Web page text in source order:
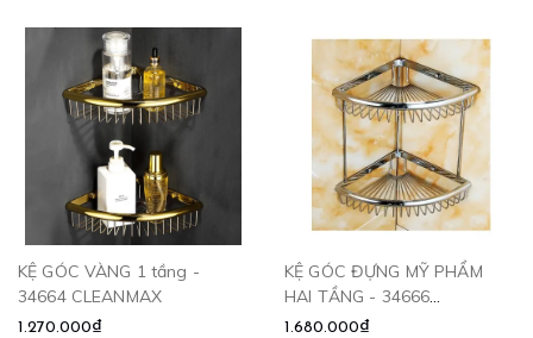
KỆ GÓC VÀNG 1 tầng -
34664 CLEANMAX
1.270.000₫
KỆ GÓC ĐỰNG MỸ PHẨM
HAI TẦNG - 34666
CLEANMAX
1.680.000₫